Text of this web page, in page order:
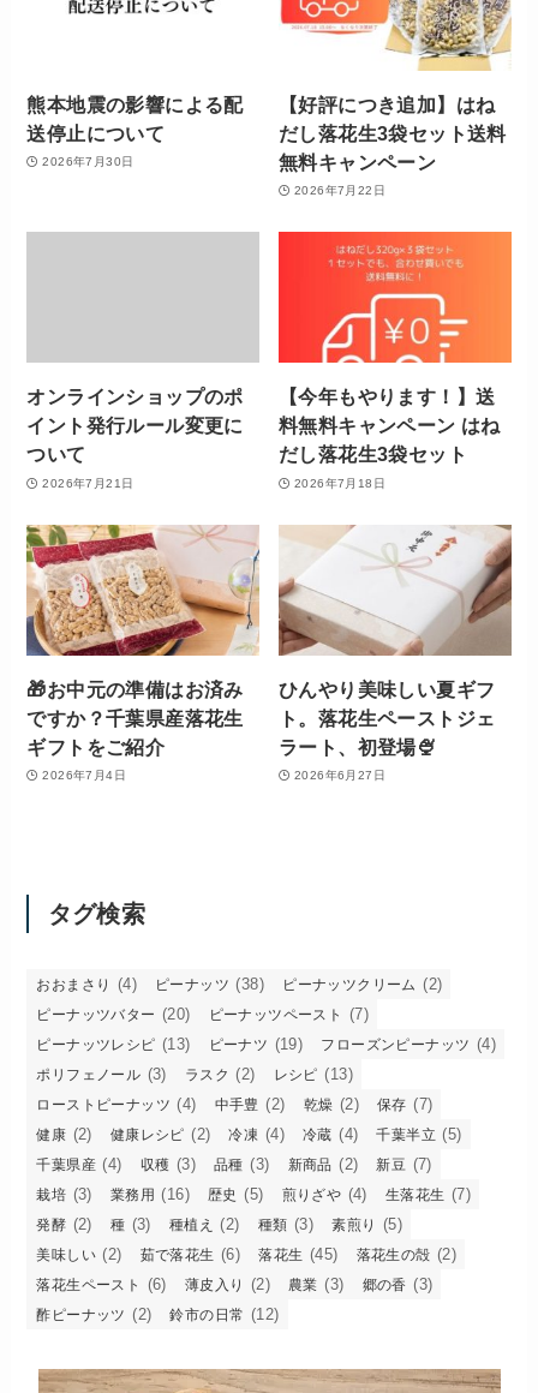
熊本地震の影響による配
送停止について
2026年7月30日
【好評につき追加】はね
だし落花生3袋セット送料
無料キャンペーン
2026年7月22日
オンラインショップのポ
イント発行ルール変更に
ついて
2026年7月21日
【今年もやります！】送
料無料キャンペーン はね
だし落花生3袋セット
2026年7月18日
🎁お中元の準備はお済み
ですか？千葉県産落花生
ギフトをご紹介
2026年7月4日
ひんやり美味しい夏ギフ
ト。落花生ペーストジェ
ラート、初登場🍨
2026年6月27日
タグ検索
おおまさり (4) ピーナッツ (38) ピーナッツクリーム (2)
ピーナッツバター (20) ピーナッツペースト (7)
ピーナッツレシピ (13) ピーナツ (19) フローズンピーナッツ (4)
ポリフェノール (3) ラスク (2) レシピ (13)
ローストピーナッツ (4) 中手豊 (2) 乾燥 (2) 保存 (7)
健康 (2) 健康レシピ (2) 冷凍 (4) 冷蔵 (4) 千葉半立 (5)
千葉県産 (4) 収穫 (3) 品種 (3) 新商品 (2) 新豆 (7)
栽培 (3) 業務用 (16) 歴史 (5) 煎りざや (4) 生落花生 (7)
発酵 (2) 種 (3) 種植え (2) 種類 (3) 素煎り (5)
美味しい (2) 茹で落花生 (6) 落花生 (45) 落花生の殻 (2)
落花生ペースト (6) 薄皮入り (2) 農業 (3) 郷の香 (3)
酢ピーナッツ (2) 鈴市の日常 (12)